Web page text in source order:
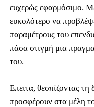
ευχερώς εφαρμόσιμο.
ευκολότερο να
παραμέτρους του
πάσα στιγμή μια
του.
Επειτα, θεσπίζοντας
προσφέρουν στα μέλη